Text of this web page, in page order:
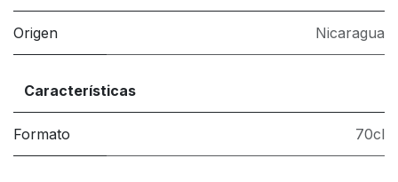
Origen Nicaragua
Características
Formato 70cl